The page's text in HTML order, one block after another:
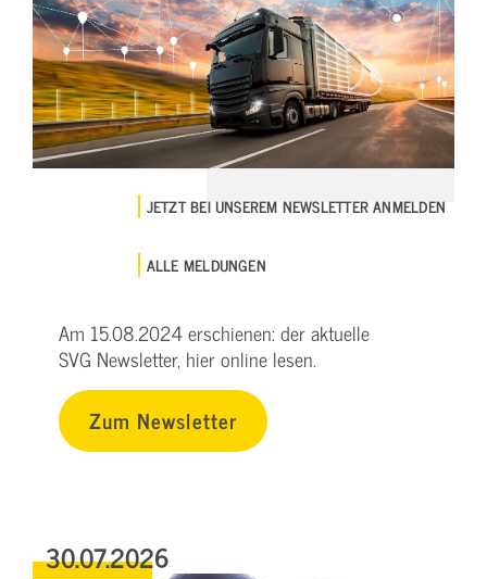
JETZT BEI UNSEREM NEWSLETTER ANMELDEN
ALLE MELDUNGEN
Am 15.08.2024 erschienen: der aktuelle
SVG Newsletter, hier online lesen.
Zum Newsletter
30.07.2026